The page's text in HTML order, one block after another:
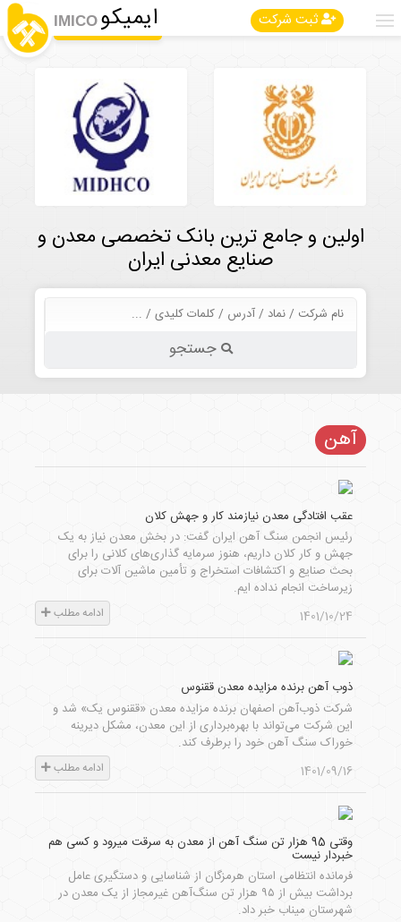
ثبت شرکت ایمیکو IMICO
اولین و جامع ترین بانک تخصصی معدن و
صنایع معدنی ایران
جستجو
آهن
عقب افتادگی معدن نیازمند کار و جهش کلان
رئیس انجمن سنگ آهن ایران گفت: در بخش معدن نیاز به یک
جهش و کار کلان داریم، هنوز سرمایه گذاری‌های کلانی را برای
بحث صنایع و اکتشافات استخراج و تأمین ماشین آلات برای
زیرساخت انجام نداده ایم.
1401/10/24
ادامه مطلب
ذوب آهن برنده مزایده معدن ققنوس
شرکت ذوب‌آهن اصفهان برنده مزایده معدن «ققنوس یک» شد و
این شرکت می‌تواند با بهره‌برداری از این معدن، مشکل دیرینه
خوراک سنگ آهن خود را برطرف کند.
1401/09/16
ادامه مطلب
وقتی 95 هزار تن سنگ آهن از معدن به سرقت میرود و کسی هم
خبردار نیست
فرمانده انتظامی استان هرمزگان از شناسایی و دستگیری عامل
برداشت بیش از ۹۵ هزار تن سنگ‌آهن غیرمجاز از یک معدن در
شهرستان میناب خبر داد.